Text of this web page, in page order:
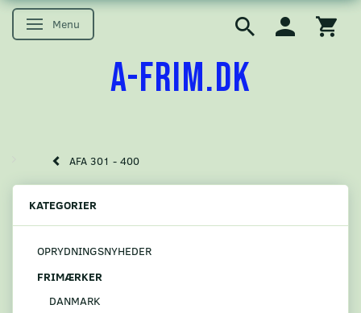
Skifte navigation
Menu
A-FRIM.DK
AFA 301 - 400
KATEGORIER
OPRYDNINGSNYHEDER
FRIMÆRKER
DANMARK